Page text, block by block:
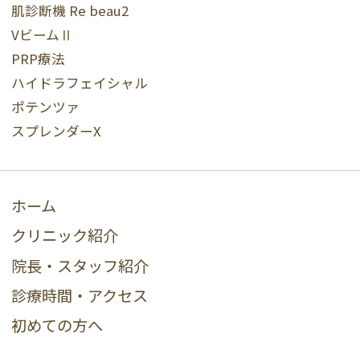
肌診断機 Re beau2
VビームⅡ
PRP療法
ハイドラフェイシャル
ポテンツァ
スプレンダーX
ホーム
クリニック紹介
院長・スタッフ紹介
診療時間・アクセス
初めての方へ